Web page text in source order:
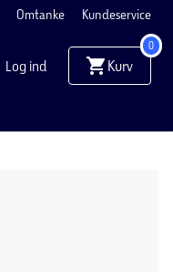
Omtanke Kundeservice
Log ind Kurv
0